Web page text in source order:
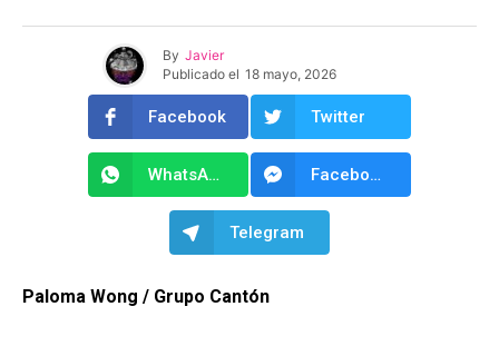
By Javier
Publicado el 18 mayo, 2026
Facebook Twitter
WhatsApp Facebook Messenger
Telegram
Paloma Wong / Grupo Cantón